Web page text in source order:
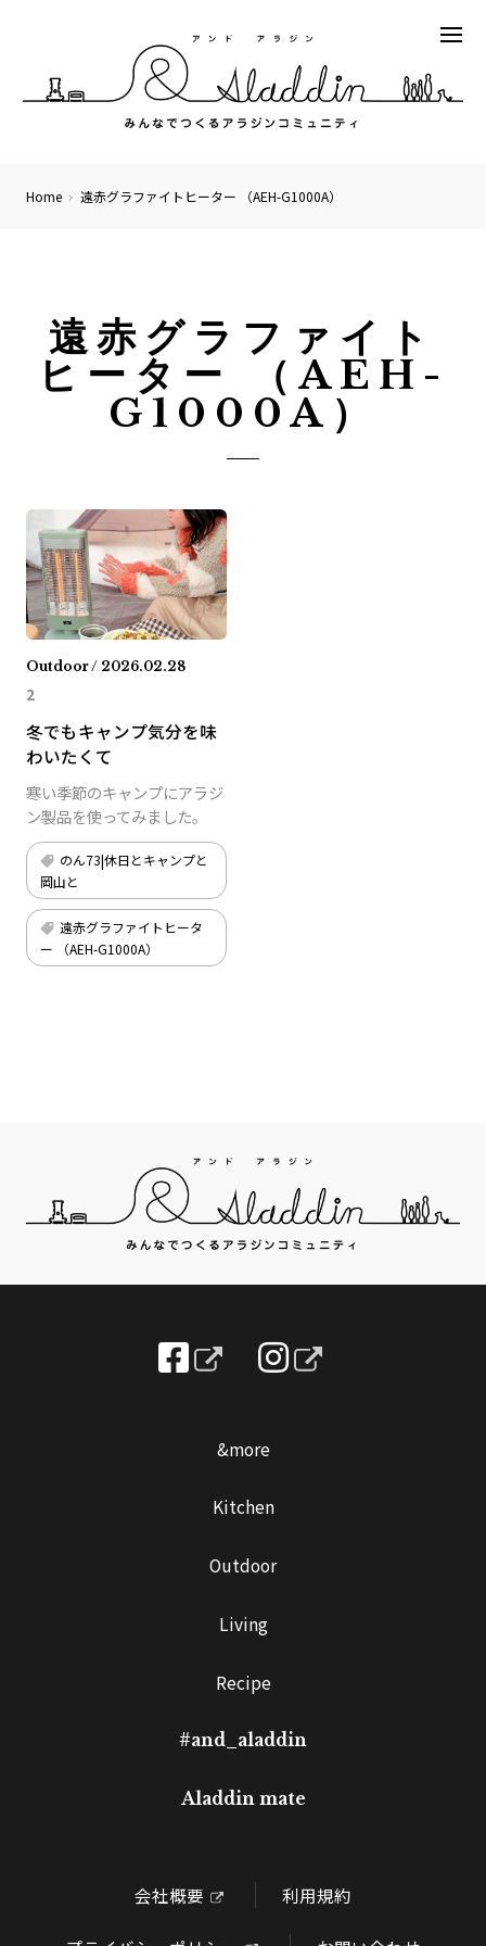
Home 遠赤グラファイトヒーター （AEH-G1000A）
遠赤グラファイト
ヒーター （AEH-
G1000A）
Outdoor / 2026.02.28
2
冬でもキャンプ気分を味
わいたくて
寒い季節のキャンプにアラジ
ン製品を使ってみました。
のん73|休日とキャンプと
岡山と
遠赤グラファイトヒータ
ー （AEH-G1000A）
&more
Kitchen
Outdoor
Living
Recipe
#and_aladdin
Aladdin mate
会社概要 利用規約